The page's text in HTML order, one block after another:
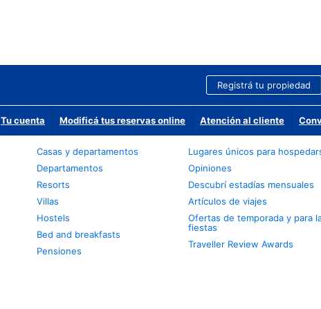
Registrá tu propiedad
Tu cuenta Modificá tus reservas online Atención al cliente
Casas y departamentos
Departamentos
Resorts
Villas
Hostels
Bed and breakfasts
Pensiones
Lugares únicos para
Opiniones
Descubrí estadías mensuales
Artículos de viajes
Ofertas de temporada y para
fiestas
Traveller Review Awards